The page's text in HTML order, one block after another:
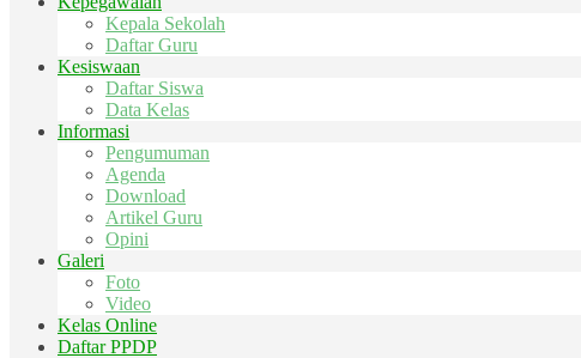
Kepala Sekolah
Daftar Guru
Kesiswaan
Daftar Siswa
Data Kelas
Informasi
Pengumuman
Agenda
Download
Artikel Guru
Opini
Galeri
Foto
Video
Kelas Online
Daftar PPDP